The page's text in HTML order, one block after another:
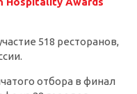
518 ресторанов,
отбора в финал